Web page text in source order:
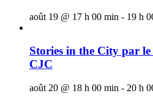
août 19 @ 17 h 00 min - 19 h
Stories in the City par
CJC
août 20 @ 18 h 00 min - 20 h